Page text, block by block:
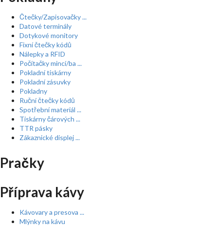
Čtečky/Zapisovačky ...
Datové terminály
Dotykové monitory
Fixní čtečky kódů
Nálepky a RFID
Počítačky mincí/ba ...
Pokladní tiskárny
Pokladní zásuvky
Pokladny
Ruční čtečky kódů
Spotřební materiál ...
Tiskárny čárových ...
TTR pásky
Zákaznické displej ...
Pračky
Příprava kávy
Kávovary a presova ...
Mlýnky na kávu